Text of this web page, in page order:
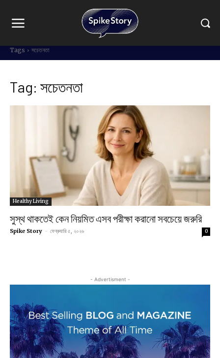
Tags সচেতনতা
Tag: সচেতনতা
Healthy Living
সুস্থ থাকতেই কেন নিয়মিত এসব পরীক্ষা করানো সবচেয়ে জরুরি
Spike Story - ফেব্রুয়ারি ৫, ২০২৬ 0
- Advertisment -